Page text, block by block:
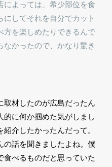
によっては、希少部位を食
してそれを自分でカット
方を楽しめたりできるんで
かったので、かなり驚き
取材したのが広島だったん
的に何か掴めた気がしまし
介したかったんだって。
の話を聞きましたよね。僕
食べるものだと思っていた